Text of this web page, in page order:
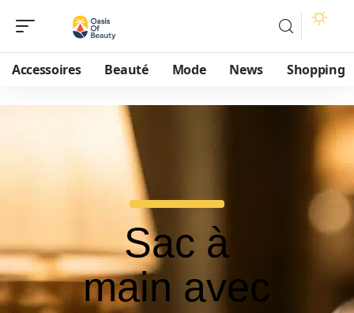
Accessoires Beauté Mode News Shopping
Sac à
main avec